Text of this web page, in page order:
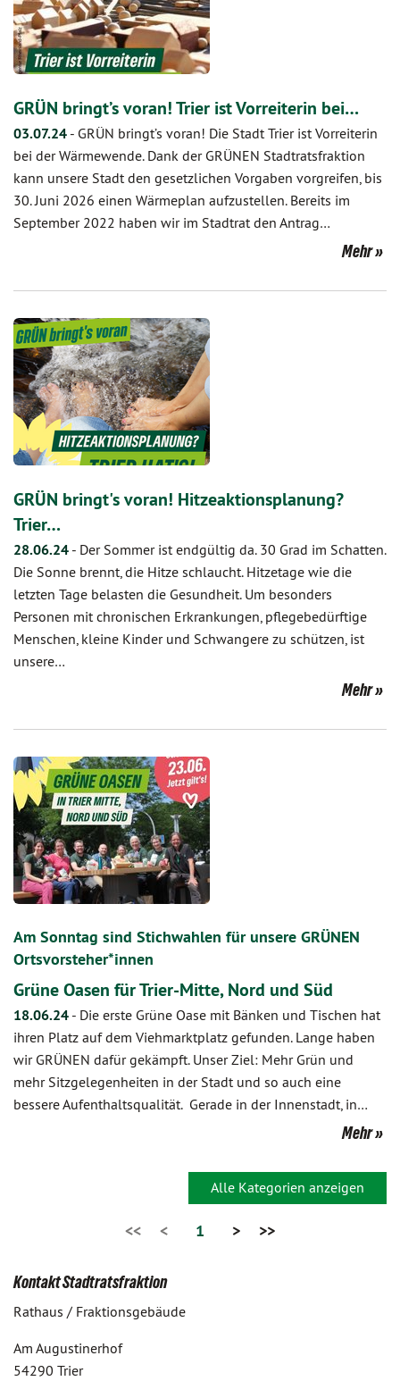
GRÜN bringt’s voran! Trier ist Vorreiterin bei…
03.07.24 - GRÜN bringt’s voran! Die Stadt Trier ist Vorreiterin
bei der Wärmewende. Dank der GRÜNEN Stadtratsfraktion
kann unsere Stadt den gesetzlichen Vorgaben vorgreifen, bis
30. Juni 2026 einen Wärmeplan aufzustellen. Bereits im
September 2022 haben wir im Stadtrat den Antrag…
Mehr
GRÜN bringt's voran! Hitzeaktionsplanung?
Trier…
28.06.24 - Der Sommer ist endgültig da. 30 Grad im Schatten.
Die Sonne brennt, die Hitze schlaucht. Hitzetage wie die
letzten Tage belasten die Gesundheit. Um besonders
Personen mit chronischen Erkrankungen, pflegebedürftige
Menschen, kleine Kinder und Schwangere zu schützen, ist
unsere…
Mehr
Am Sonntag sind Stichwahlen für unsere GRÜNEN
Ortsvorsteher*innen
Grüne Oasen für Trier-Mitte, Nord und Süd
18.06.24 - Die erste Grüne Oase mit Bänken und Tischen hat
ihren Platz auf dem Viehmarktplatz gefunden. Lange haben
wir GRÜNEN dafür gekämpft. Unser Ziel: Mehr Grün und
mehr Sitzgelegenheiten in der Stadt und so auch eine
bessere Aufenthaltsqualität. Gerade in der Innenstadt, in…
Mehr
Alle Kategorien anzeigen
<< < 1 > >>
Kontakt Stadtratsfraktion
Rathaus / Fraktionsgebäude
Am Augustinerhof
54290 Trier